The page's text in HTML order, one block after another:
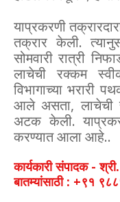
याप्रकरणी
तक्रार केली.
सोमवारी रात्री
लाचेची रक्कम
विभागाच्या भरारी
आले असता, लाचेची
अटक केली.
करण्यात आला आहे..
कार्यकारी संपादक -
बातम्यांसाठी : +९१